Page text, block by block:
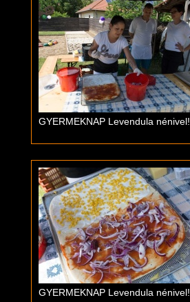
GYERMEKNAP Levendula nénivel!
GYERMEKNAP Levendula nénivel!